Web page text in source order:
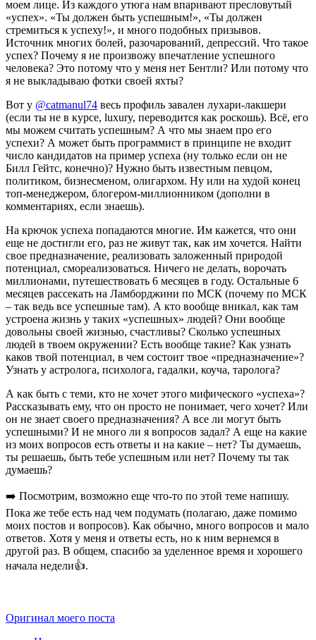
моем лице. Из каждого утюга нам впаривают пресловутый
«успех». «Ты должен быть успешным!», «Ты должен
стремиться к успеху!», и много подобных призывов.
Источник многих болей, разочарований, депрессий. Что такое
успех? Почему я не произвожу впечатление успешного
человека? Это потому что у меня нет Бентли? Или потому что
я не выкладываю фотки своей яхты?
Вот у @catmanul74 весь профиль завален лухари-лакшери
(если ты не в курсе, luxury, переводится как роскошь). Всё, его
мы можем считать успешным? А что мы знаем про его
успехи? А может быть программист в принципе не входит
число кандидатов на пример успеха (ну только если он не
Билл Гейтс, конечно)? Нужно быть известным певцом,
политиком, бизнесменом, олигархом. Ну или на худой конец
топ-менеджером, блогером-миллионником (дополни в
комментариях, если знаешь).
На крючок успеха попадаются многие. Им кажется, что они
еще не достигли его, раз не живут так, как им хочется. Найти
свое предназначение, реализовать заложенный природой
потенциал, смореализоваться. Ничего не делать, ворочать
миллионами, путешествовать 6 месяцев в году. Остальные 6
месяцев рассекать на Ламборджини по МСК (почему по МСК
– так ведь все успешные там). А кто вообще вникал, как там
устроена жизнь у таких «успешных» людей? Они вообще
довольны своей жизнью, счастливы? Сколько успешных
людей в твоем окружении? Есть вообще такие? Как узнать
каков твой потенциал, в чем состоит твое «предназначение»?
Узнать у астролога, психолога, гадалки, коуча, таролога?
А как быть с теми, кто не хочет этого мифического «успеха»?
Рассказывать ему, что он просто не понимает, чего хочет? Или
он не знает своего предназначения? А все ли могут быть
успешными? И не много ли я вопросов задал? А еще на какие
из моих вопросов есть ответы и на какие – нет? Ты думаешь,
ты решаешь, быть тебе успешным или нет? Почему ты так
думаешь?
➡️ Посмотрим, возможно еще что-то по этой теме напишу.
Пока же тебе есть над чем подумать (полагаю, даже помимо
моих постов и вопросов). Как обычно, много вопросов и мало
ответов. Хотя у меня и ответы есть, но к ним вернемся в
другой раз. В общем, спасибо за уделенное время и хорошего
начала недели👍.
Оригинал моего поста